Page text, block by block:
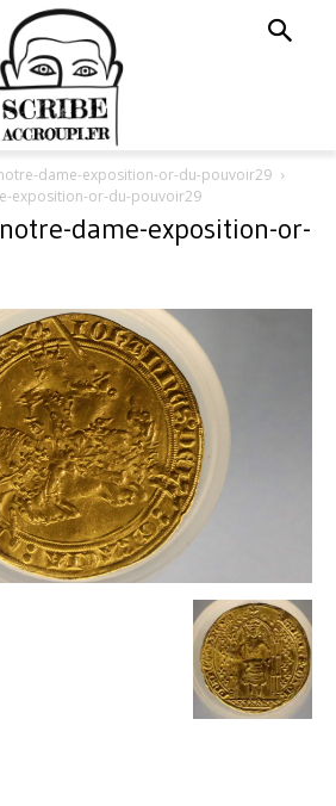
dame-exposition-or-du-pouvoir29
exposition-or-du-pouvoir29
dame-exposition-or-